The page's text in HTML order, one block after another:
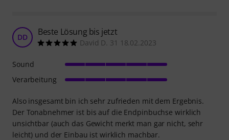
DD Beste Lösung bis jetzt
David D. 31 18.02.2023
Also insgesamt bin ich sehr zufrieden mit dem Ergebnis.
Der Tonabnehmer ist bis auf die Endpinbuchse wirklich
unsichtbar (auch das Gewicht merkt man gar nicht, sehr
leicht) und der Einbau ist wirklich machbar.
Sound
Verarbeitung